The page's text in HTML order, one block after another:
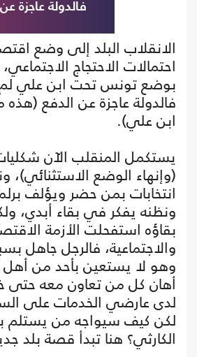
فالدولة عاجزة
الانقلاب البلد إلى وضع
احتمالات الاحتجاج
بوضع تونس تحت ابن علي لم
فالدولة عاجزة عن الدفع
ابن علي).
يستكمل المنقلب الآن
(وإنهاء الوضع
انتخابات بمن حضر ويؤلف
ونظنه يفكر في بقاء أبدي،
بقاؤه استفحلت الأزمة
والاجتماعية، فالرجل جاهل
وهو لا يستعين بأحد من أهل
أهان كل من تعاون معه حتى
لدى عارضي الخدمات على
لكن كيف سيواجه من يستلم
الكارثي؟ هنا تبدأ قصة بلد